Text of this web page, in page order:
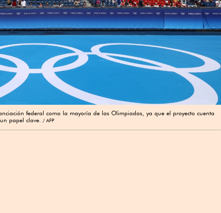
federal como la mayoría de las Olimpiadas, ya que el proyecto cuenta
papel clave.
AFP